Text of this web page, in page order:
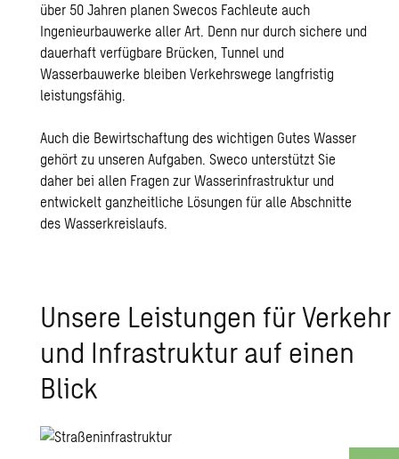
über 50 Jahren planen Swecos Fachleute auch
Ingenieurbauwerke aller Art. Denn nur durch sichere und
dauerhaft verfügbare Brücken, Tunnel und
Wasserbauwerke bleiben Verkehrswege langfristig
leistungsfähig.
Auch die Bewirtschaftung des wichtigen Gutes Wasser
gehört zu unseren Aufgaben. Sweco unterstützt Sie
daher bei allen Fragen zur Wasserinfrastruktur und
entwickelt ganzheitliche Lösungen für alle Abschnitte
des Wasserkreislaufs.
Un­se­re Leis­tun­gen für Ver­kehr
und In­fra­struk­tur auf einen
Blick